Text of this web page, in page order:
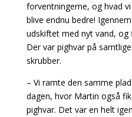
forventningerne, og hvad
blive endnu bedre!
udskiftet med nyt vand, og
Der var pighvar på
skrubber.
– Vi ramte den samme
dagen, hvor Martin også
pighvar. Det var en helt